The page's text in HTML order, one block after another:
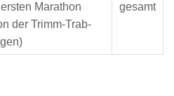
Marathon
der Trimm-Trab-
gesamt